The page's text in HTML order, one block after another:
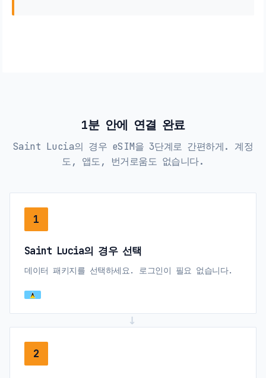
1분 안에 연결 완료
Saint Lucia의 경우 eSIM을 3단계로 간편하게. 계정
도, 앱도, 번거로움도 없습니다.
1
Saint Lucia의 경우 선택
데이터 패키지를 선택하세요. 로그인이 필요 없습니다.
→
2